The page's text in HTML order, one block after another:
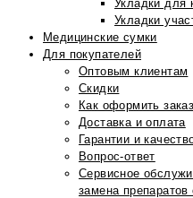
Укладки для
Укладки
Медицинские сумки
Для покупателей
Оптовым клиентам
Скидки
Как оформить заказ
Доставка и оплата
Гарантии и
Вопрос-ответ
Сервисное
замена